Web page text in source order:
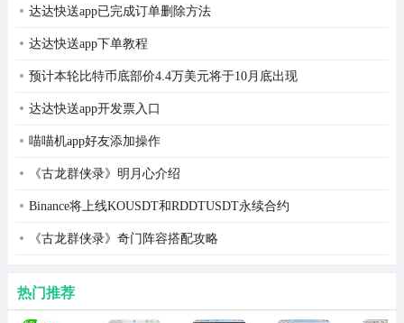
6、等待文件恢复完毕，可以去找到恢复文件所在的路径看
达达快送app已完成订单删除方法
达达快送app下单教程
预计本轮比特币底部价4.4万美元将于10月底出现
达达快送app开发票入口
喵喵机app好友添加操作
《古龙群侠录》明月心介绍
Binance将上线KOUSDT和RDDTUSDT永续合约
《古龙群侠录》奇门阵容搭配攻略
热门推荐